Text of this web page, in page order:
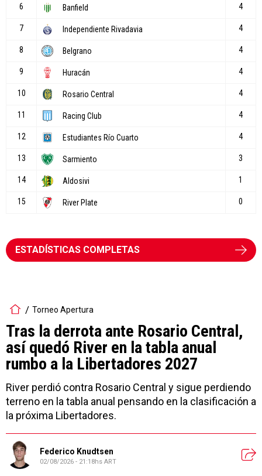
ESTADÍSTICAS COMPLETAS
Torneo Apertura
Tras la derrota ante Rosario Central,
así quedó River en la tabla anual
rumbo a la Libertadores 2027
River perdió contra Rosario Central y sigue perdiendo
terreno en la tabla anual pensando en la clasificación a
la próxima Libertadores.
Federico Knudtsen
02/08/2026 - 21:18hs ART